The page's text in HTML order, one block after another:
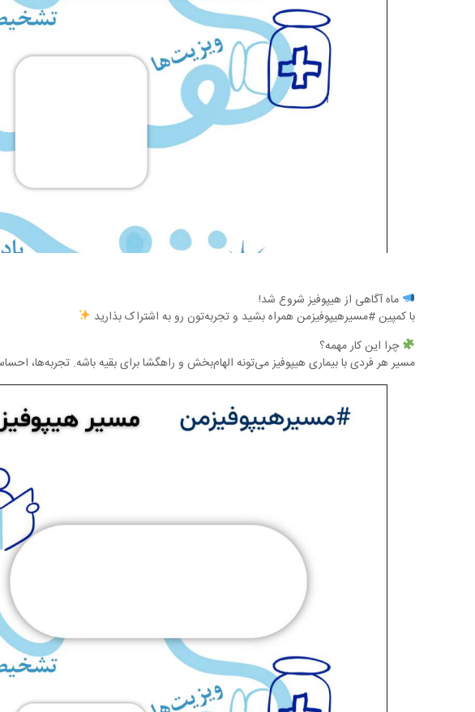
ماه آگاهی از هیپوفیز شروع شد!
با کمپین #مسیرهیپوفیزمن همراه بشید و تجربه‌تون رو به اشتراک بذارید
چرا این کار مهمه؟
مسیر هر فردی با بیماری هیپوفیز می‌تونه الهام‌بخش و راهگشا برای بقیه باشه. تجربه‌ها،